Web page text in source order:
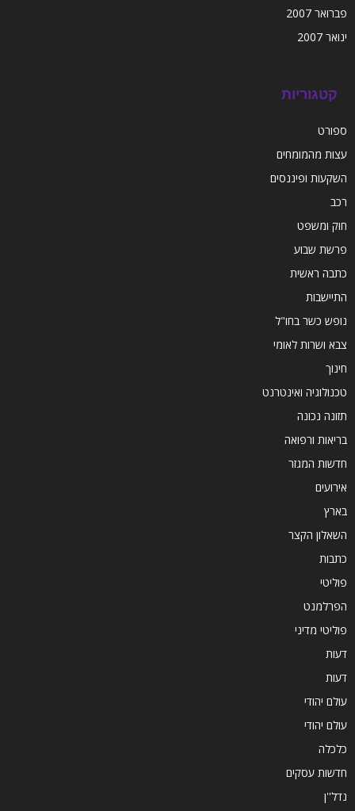
פברואר 2007
ינואר 2007
קטגוריות
ספורט
עצות מהמומחים
השקעות ופיננסים
רכב
חוק ומשפט
פרשת שבוע
כתבה ראשית
התיישבות
נופש כשר בחו"ל
צבא ושרות לאומי
חינוך
טכנולוגיה ואינטרנט
תזונה נכונה
בריאות ורפואה
חדשות המגזר
אירועים
בארץ
השאלון הקצר
כתבות
פוליטי
הפרלמנט
פוליטי מדיני
דעות
דעות
עולם יהודי
עולם יהודי
כלכלה
חדשות עסקים
נדל''ן